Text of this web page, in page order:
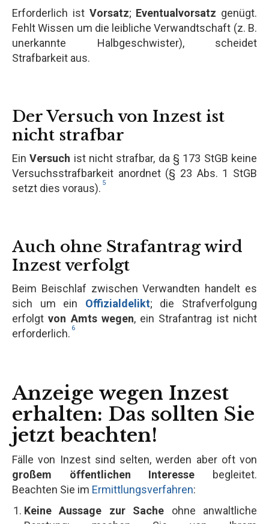
Erforderlich ist Vorsatz; Eventualvorsatz genügt.
Fehlt Wissen um die leibliche Verwandtschaft (z. B.
unerkannte Halbgeschwister), scheidet
Strafbarkeit aus.
Der Versuch von Inzest ist
nicht strafbar
EinVersuch ist nicht strafbar, da § 173 StGB keine
Versuchsstrafbarkeit anordnet (§ 23 Abs. 1 StGB
setzt dies voraus). 5
Auch ohne Strafantrag wird
Inzest verfolgt
Beim Beischlaf zwischen Verwandten handelt es
sich um ein Offizialdelikt; die Strafverfolgung
erfolgtvon Amts wegen, ein Strafantrag ist nicht
erforderlich. 6
Anzeige wegen Inzest
erhalten: Das sollten Sie
jetzt beachten!
Fälle von Inzest sind selten, werden aber oft von
großem öffentlichen Interesse begleitet.
Beachten Sie im Ermittlungsverfahren:
Keine Aussage zur Sache ohne anwaltliche